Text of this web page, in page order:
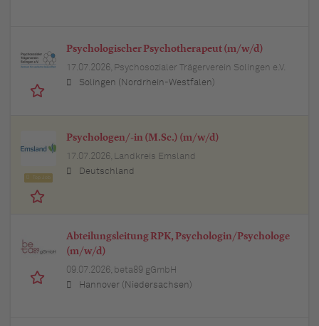
Psychologischer Psychotherapeut (m/w/d)
17.07.2026, Psychosozialer Trägerverein Solingen e.V.
Solingen (Nordrhein-Westfalen)
Psychologen/-in (M.Sc.) (m/w/d)
17.07.2026, Landkreis Emsland
Deutschland
Abteilungsleitung RPK, Psychologin/Psychologe
(m/w/d)
09.07.2026, beta89 gGmbH
Hannover (Niedersachsen)